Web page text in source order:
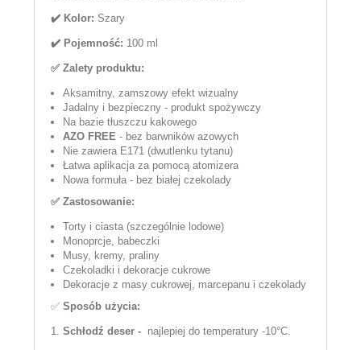
✔️ Kolor: Szary
✔️ Pojemność: 100 ml
✅ Zalety produktu:
Aksamitny, zamszowy efekt wizualny
Jadalny i bezpieczny - produkt spożywczy
Na bazie tłuszczu kakowego
AZO FREE - bez barwników azowych
Nie zawiera E171 (dwutlenku tytanu)
Łatwa aplikacja za pomocą atomizera
Nowa formuła - bez białej czekolady
✅ Zastosowanie:
Torty i ciasta (szczególnie lodowe)
Monoprcje, babeczki
Musy, kremy, praliny
Czekoladki i dekoracje cukrowe
Dekoracje z masy cukrowej, marcepanu i czekolady
✅Sposób użycia:
1. Schłodź deser -najlepiej do temperatury -10°C.